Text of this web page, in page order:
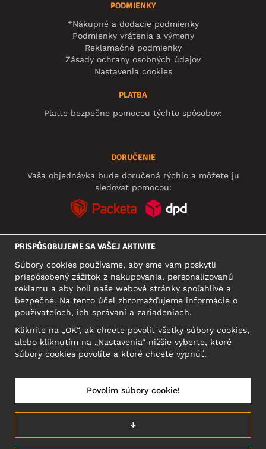
PODMIENKY
*Nákupné a dodacie podmienky
Podmienky vrátenia a výmeny
Reklamačné podmienky
Zásady ochrany osobných údajov
Nastavenia cookies
PLATBA
Plaťte bezpečne pomocou týchto spôsobov:
DORUČENIE
Vaša objednávka bude doručená rýchlo a môžete ju
sledovať pomocou:
SÍDLO
Narva mnt 5, EE-10117 Tallinn
Reg: 12356245
SLOVENSKO/SLOVENČINA
PRISPÔSOBUJEME SA VAŠEJ AKTIVITE
Súbory cookies používame, aby sme vám poskytli
prispôsobený zážitok z nakupovania, personalizovanú
reklamu a aby boli naše webové stránky spoľahlivé a
bezpečné. Na tento účel zhromažďujeme informácie o
používateľoch, ich správaní a zariadeniach.
Kliknite na „OK“, ak chcete povoliť všetky súbory cookies,
alebo kliknutím na „Nastavenia“ nižšie vyberte, ktoré
súbory cookies povolíte a ktoré chcete vypnúť.
↓
Povolím súbory cookie!